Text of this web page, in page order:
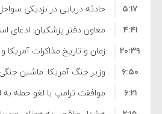
فساد و اختلاس اموال
حادثه دریایی در نزدیکی
۵:۱۷
معاون دفتر پزشکیان: ادعای
واهی و کذب محض است
۴:۴۱
زمان و تاریخ مذاکرات آمریکا
نشده است
۲۰:۳۹
وزیر جنگ آمریکا: ماشین
نظامی علیه ایران است
۶:۵۰
موافقت ترامپ با لغو حمله به
۶:۲۱